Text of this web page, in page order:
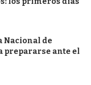
Nacional de
prepararse ante el